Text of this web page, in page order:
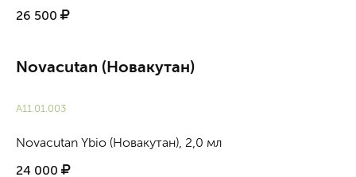
26 500
Novacutan (Новакутан)
А11.01.003
Novacutan Ybio (Новакутан), 2,0 мл
24 000